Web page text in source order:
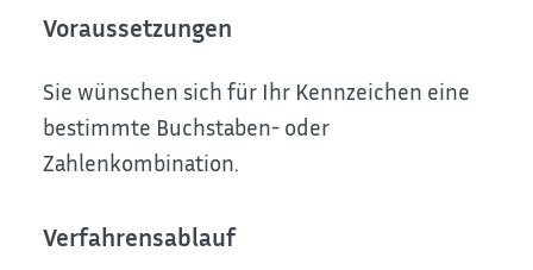
Voraussetzungen
Sie wünschen sich für Ihr Kennzeichen eine
bestimmte Buchstaben- oder
Zahlenkombination.
Verfahrensablauf